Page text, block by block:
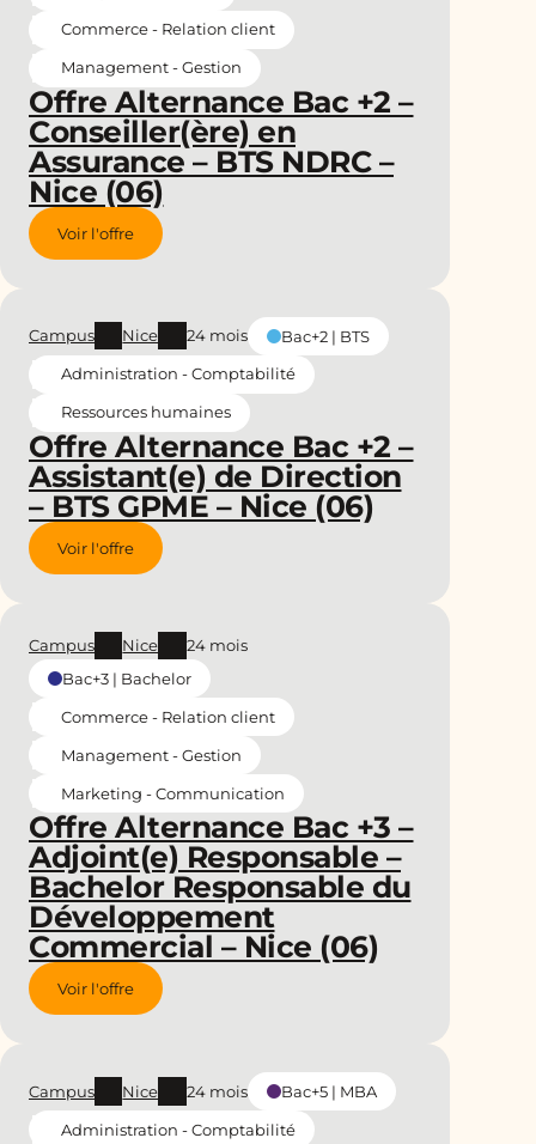
Offre Alternance Bac +2 –
Conseiller(ère) en
Assurance – BTS NDRC –
Nice (06)
Commerce - Relation client
Management - Gestion
Voir l'offre
Offre Alternance Bac +2 –
Assistant(e) de Direction
– BTS GPME – Nice (06)
Campus Nice 24 mois
Bac+2 | BTS
Administration - Comptabilité
Ressources humaines
Voir l'offre
Offre Alternance Bac +3 –
Adjoint(e) Responsable –
Bachelor Responsable du
Développement
Commercial – Nice (06)
Campus Nice
24 mois
Bac+3 | Bachelor
Commerce - Relation client
Management - Gestion
Marketing - Communication
Voir l'offre
Campus Nice 24 mois
Bac+5 | MBA
Administration - Comptabilité